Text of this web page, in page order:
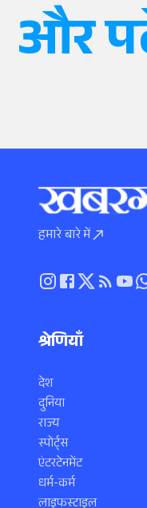
और
हमारे बारे में
श्रेणियाँ
देश
दुनिया
राज्य
स्पोर्ट्स
एंटरटेनमेंट
धर्म-कर्म